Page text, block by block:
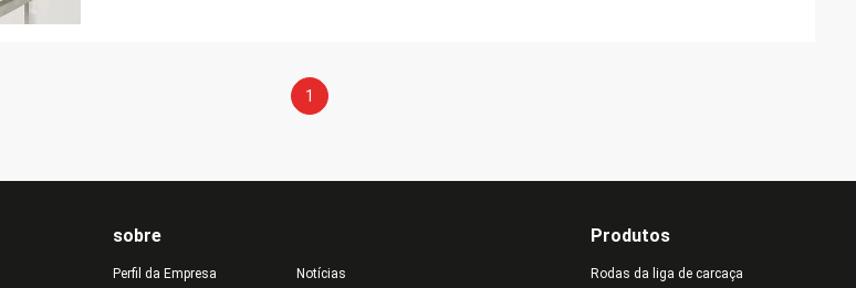
1
sobre
Perfil da Empresa Notícias
Produtos
Rodas da liga de carcaça